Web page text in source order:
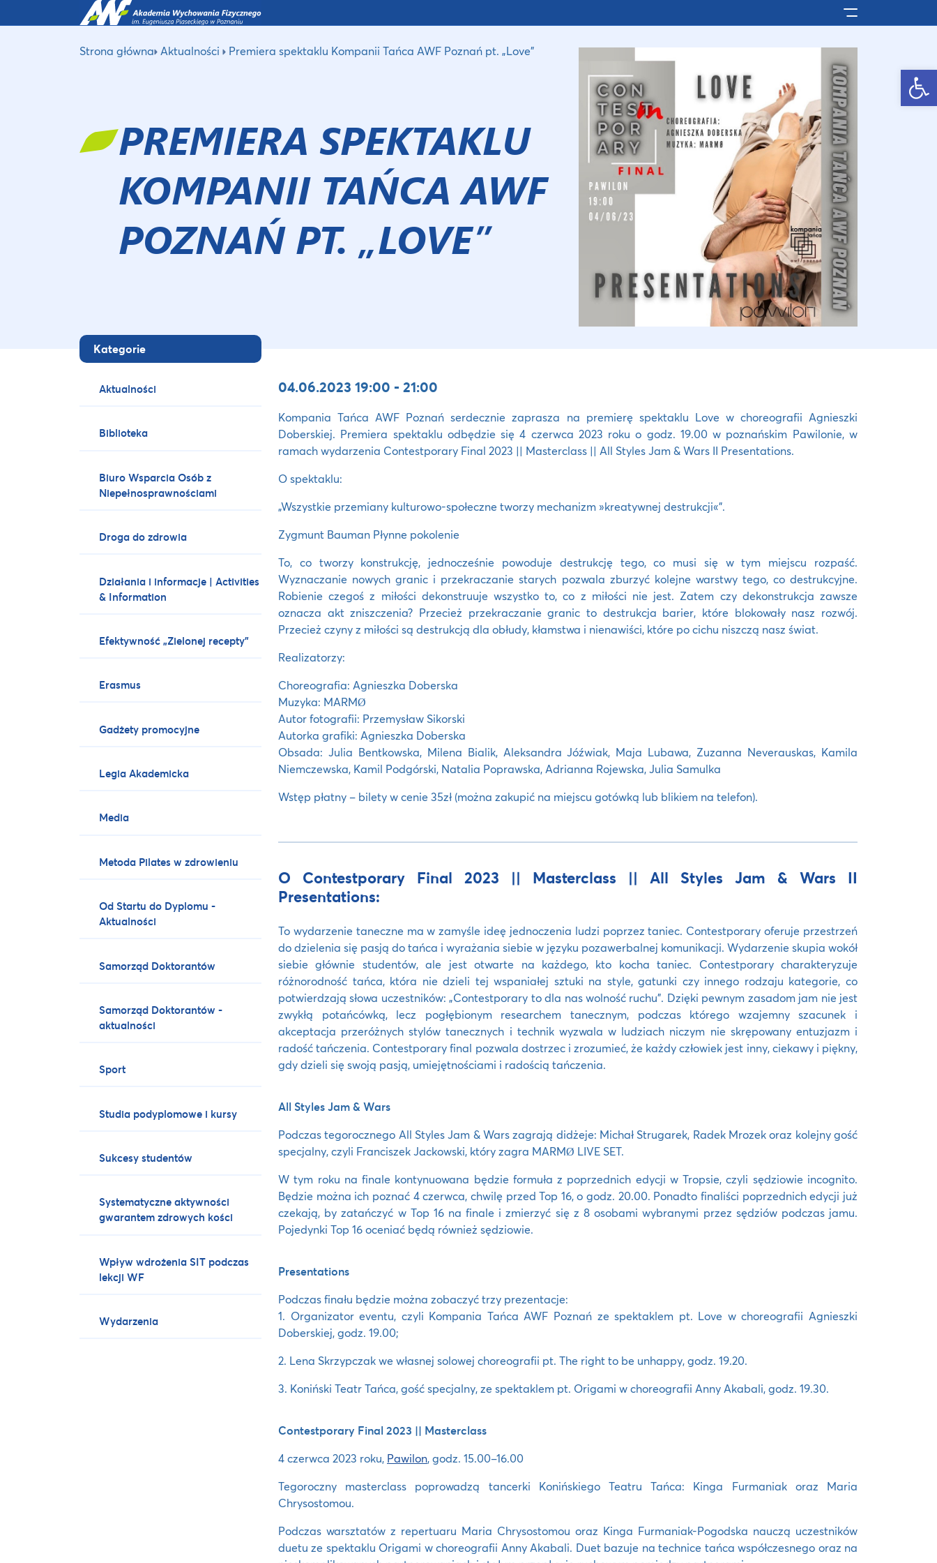
Otwórz pasek narzędzi
Pokaż/ukryj
Strona główna Aktualności Premiera spektaklu Kompanii Tańca AWF Poznań pt. „Love”
PREMIERA SPEKTAKLU
KOMPANII TAŃCA AWF
POZNAŃ PT. „LOVE”
Kategorie
Aktualności
Biblioteka
Biuro Wsparcia Osób z
Niepełnosprawnościami
Droga do zdrowia
Działania i informacje | Activities
& Information
Efektywność „Zielonej recepty”
Erasmus
Gadżety promocyjne
Legia Akademicka
Media
Metoda Pilates w zdrowieniu
Od Startu do Dyplomu -
Aktualności
Samorząd Doktorantów
Samorząd Doktorantów -
aktualności
Sport
Studia podyplomowe i kursy
Sukcesy studentów
Systematyczne aktywności
gwarantem zdrowych kości
Wpływ wdrożenia SIT podczas
lekcji WF
Wydarzenia
04.06.2023 19:00 - 21:00
Kompania Tańca AWF Poznań serdecznie zaprasza na premierę spektaklu Love w choreografii Agnieszki
Doberskiej. Premiera spektaklu odbędzie się 4 czerwca 2023 roku o godz. 19.00 w poznańskim Pawilonie, w
ramach wydarzenia Contestporary Final 2023 || Masterclass || All Styles Jam & Wars II Presentations.
O spektaklu:
„Wszystkie przemiany kulturowo-społeczne tworzy mechanizm »kreatywnej destrukcji«”.
Zygmunt Bauman Płynne pokolenie
To, co tworzy konstrukcję, jednocześnie powoduje destrukcję tego, co musi się w tym miejscu rozpaść.
Wyznaczanie nowych granic i przekraczanie starych pozwala zburzyć kolejne warstwy tego, co destrukcyjne.
Robienie czegoś z miłości dekonstruuje wszystko to, co z miłości nie jest. Zatem czy dekonstrukcja zawsze
oznacza akt zniszczenia? Przecież przekraczanie granic to destrukcja barier, które blokowały nasz rozwój.
Przecież czyny z miłości są destrukcją dla obłudy, kłamstwa i nienawiści, które po cichu niszczą nasz świat.
Realizatorzy:
Choreografia: Agnieszka Doberska
Muzyka: MARMØ
Autor fotografii: Przemysław Sikorski
Autorka grafiki: Agnieszka Doberska
Obsada: Julia Bentkowska, Milena Bialik, Aleksandra Jóźwiak, Maja Lubawa, Zuzanna Neverauskas, Kamila
Niemczewska, Kamil Podgórski, Natalia Poprawska, Adrianna Rojewska, Julia Samulka
Wstęp płatny – bilety w cenie 35zł (można zakupić na miejscu gotówką lub blikiem na telefon).
O Contestporary Final 2023 || Masterclass || All Styles Jam & Wars II
Presentations:
To wydarzenie taneczne ma w zamyśle ideę jednoczenia ludzi poprzez taniec. Contestporary oferuje przestrzeń
do dzielenia się pasją do tańca i wyrażania siebie w języku pozawerbalnej komunikacji. Wydarzenie skupia wokół
siebie głównie studentów, ale jest otwarte na każdego, kto kocha taniec. Contestporary charakteryzuje
różnorodność tańca, która nie dzieli tej wspaniałej sztuki na style, gatunki czy innego rodzaju kategorie, co
potwierdzają słowa uczestników: „Contestporary to dla nas wolność ruchu”. Dzięki pewnym zasadom jam nie jest
zwykłą potańcówką, lecz pogłębionym researchem tanecznym, podczas którego wzajemny szacunek i
akceptacja przeróżnych stylów tanecznych i technik wyzwala w ludziach niczym nie skrępowany entuzjazm i
radość tańczenia. Contestporary final pozwala dostrzec i zrozumieć, że każdy człowiek jest inny, ciekawy i piękny,
gdy dzieli się swoją pasją, umiejętnościami i radością tańczenia.
All Styles Jam & Wars
Podczas tegorocznego All Styles Jam & Wars zagrają didżeje: Michał Strugarek, Radek Mrozek oraz kolejny gość
specjalny, czyli Franciszek Jackowski, który zagra MARMØ LIVE SET.
W tym roku na finale kontynuowana będzie formuła z poprzednich edycji w Tropsie, czyli sędziowie incognito.
Będzie można ich poznać 4 czerwca, chwilę przed Top 16, o godz. 20.00. Ponadto finaliści poprzednich edycji już
czekają, by zatańczyć w Top 16 na finale i zmierzyć się z 8 osobami wybranymi przez sędziów podczas jamu.
Pojedynki Top 16 oceniać będą również sędziowie.
Presentations
Podczas finału będzie można zobaczyć trzy prezentacje:
1. Organizator eventu, czyli Kompania Tańca AWF Poznań ze spektaklem pt. Love w choreografii Agnieszki
Doberskiej, godz. 19.00;
2. Lena Skrzypczak we własnej solowej choreografii pt. The right to be unhappy, godz. 19.20.
3. Koniński Teatr Tańca, gość specjalny, ze spektaklem pt. Origami w choreografii Anny Akabali, godz. 19.30.
Contestporary Final 2023 || Masterclass
4 czerwca 2023 roku, Pawilon, godz. 15.00–16.00
Tegoroczny masterclass poprowadzą tancerki Konińskiego Teatru Tańca: Kinga Furmaniak oraz Maria
Chrysostomou.
Podczas warsztatów z repertuaru Maria Chrysostomou oraz Kinga Furmaniak-Pogodska nauczą uczestników
duetu ze spektaklu Origami w choreografii Anny Akabali. Duet bazuje na technice tańca współczesnego oraz na